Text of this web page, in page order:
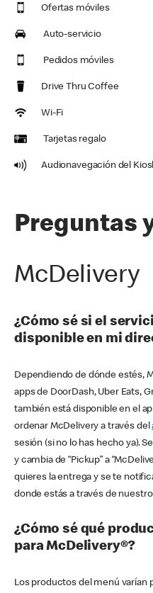
Ofertas móviles
Auto-servicio
Pedidos móviles
Drive Thru Coffee
Wi-Fi
Tarjetas regalo
Audionavegación del
Preguntas
McDelivery
¿Cómo sé si el
disponible en mi
Dependiendo de dónde estés,
apps de DoorDash, Uber Eats,
también está disponible en el
ordenar McDelivery a través del
sesión (si no lo has hecho ya).
y cambia de “Pickup” a
quieres la entrega y se te
donde estás a través de
¿Cómo sé qué
para McDelivery®?
Los productos del menú varían